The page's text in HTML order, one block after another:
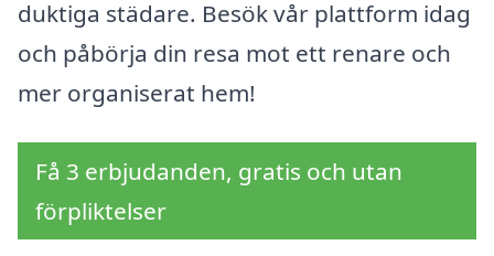
duktiga städare. Besök vår plattform idag
och påbörja din resa mot ett renare och
mer organiserat hem!
Få 3 erbjudanden, gratis och utan
förpliktelser